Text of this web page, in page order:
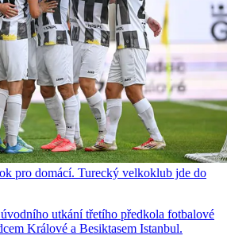
pro domácí. Turecký velkoklub jde do
utkání třetího předkola fotbalové
Králové a Besiktasem Istanbul.